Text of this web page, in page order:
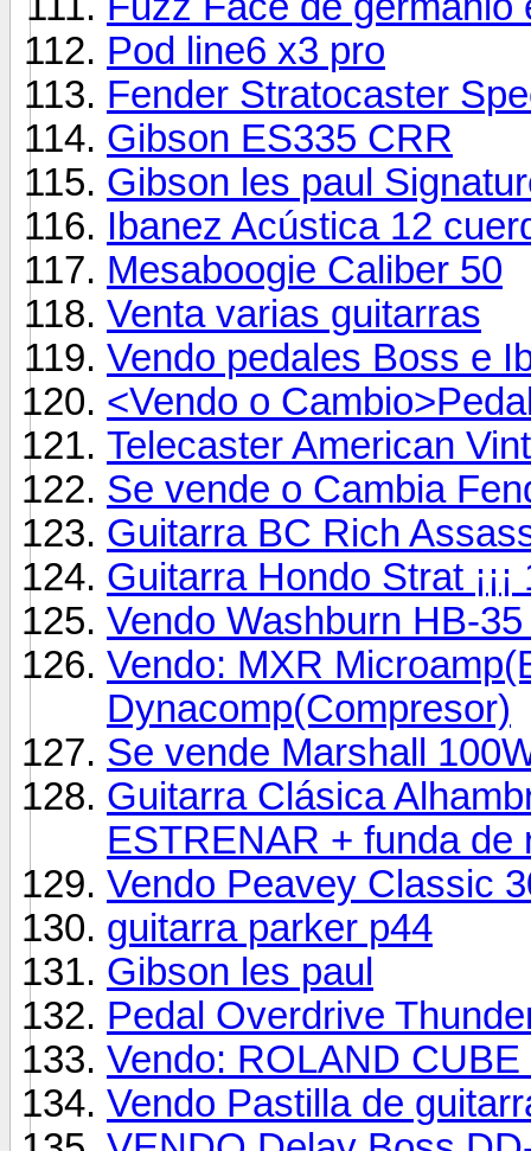
Pod line6 x3 pro
Fender Stratocaster
Gibson ES335 CRR
Gibson les paul
Ibanez Acústica 12
Mesaboogie Caliber 50
Venta varias guitarras
Vendo pedales Boss e
<Vendo o
Telecaster American
Se vende o Cambia
Guitarra BC Rich
Guitarra Hondo Strat ¡¡¡
Vendo Washburn HB-
Vendo: MXR
Dynacomp(Compresor)
Se vende Marshall
Guitarra Clásica
ESTRENAR + funda de
Vendo Peavey Classic
guitarra parker p44
Gibson les paul
Pedal Overdrive
Vendo: ROLAND
Vendo Pastilla de